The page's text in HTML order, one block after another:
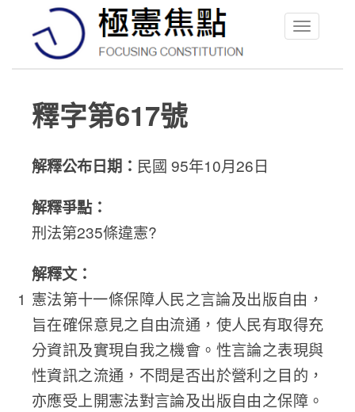
Toggle
釋字第617號
解釋公布日期： 民國 95年10月26日
解釋爭點：
刑法第235條違憲?
解釋文：
憲法第十一條保障人民之言論及出版自由，
旨在確保意見之自由流通，使人民有取得充
分資訊及實現自我之機會。性言論之表現與
性資訊之流通，不問是否出於營利之目的，
亦應受上開憲法對言論及出版自由之保障。